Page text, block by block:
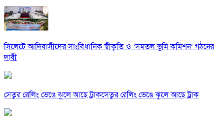
সিলেটে আদিবাসীদের সাংবিধানিক স্বীকৃতি ও ‘সমতল ভূমি কমিশন’ গঠনের
দাবী
সেতুর রেলিং ভেঙে ঝুলে আছে ট্রাকসেতুর রেলিং ভেঙে ঝুলে আছে ট্রাক